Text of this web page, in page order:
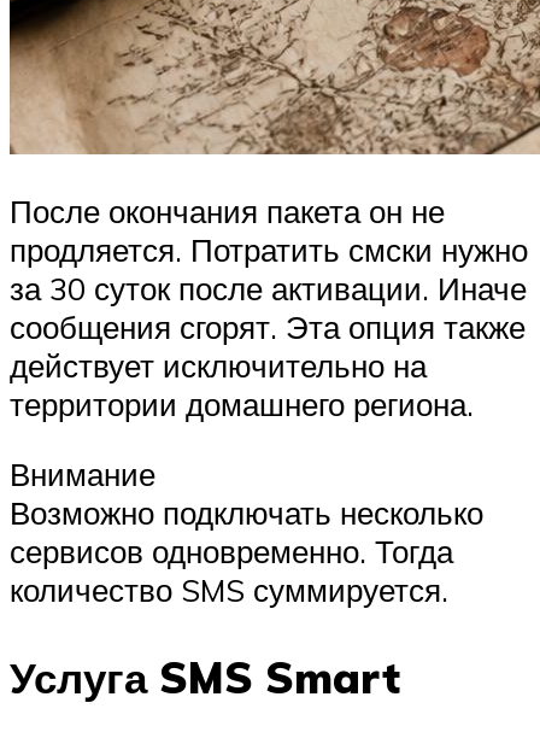
После окончания пакета он не
продляется. Потратить смски нужно
за 30 суток после активации. Иначе
сообщения сгорят. Эта опция также
действует исключительно на
территории домашнего региона.
Внимание
Возможно подключать несколько
сервисов одновременно. Тогда
количество SMS суммируется.
Услуга SMS Smart